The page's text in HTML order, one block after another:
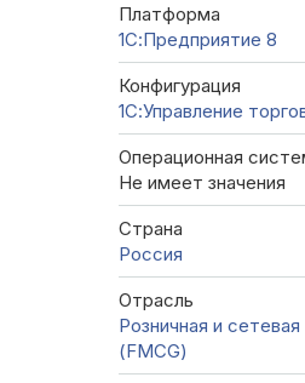
Платформа
1С:Предприятие 8
Конфигурация
1С:Управление
Операционная
Не имеет значения
Страна
Россия
Отрасль
Розничная и сетевая
(FMCG)